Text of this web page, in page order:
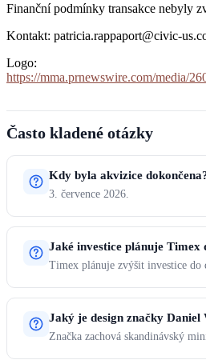
Finanční podmínky transakce nebyly
Kontakt: patricia.rappaport@civic-
Logo:
https://mma.prnewswire.com/media/
Často kladené otázky
Kdy byla akvizice
3. července 2026.
Jaké investice plánuje Timex
Timex plánuje zvýšit investice do
Jaký je design značky Daniel
Značka zachová skandinávský